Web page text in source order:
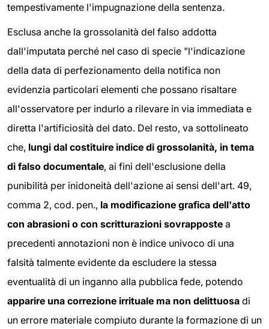
tempestivamente l'impugnazione della sentenza.
Esclusa anche la grossolanità del falso addotta
dall'imputata perché nel caso di specie "l'indicazione
della data di perfezionamento della notifica non
evidenzia particolari elementi che possano risaltare
all'osservatore per indurlo a rilevare in via immediata e
diretta l'artificiosità del dato. Del resto, va sottolineato
che, lungi dal costituire indice di grossolanità, in tema
di falso documentale, ai fini dell'esclusione della
punibilità per inidoneità dell'azione ai sensi dell'art. 49,
comma 2, cod. pen., la modificazione grafica dell'atto
con abrasioni o con scritturazioni sovrapposte a
precedenti annotazioni non è indice univoco di una
falsità talmente evidente da escludere la stessa
eventualità di un inganno alla pubblica fede, potendo
apparire una correzione irrituale ma non delittuosa di
un errore materiale compiuto durante la formazione di un